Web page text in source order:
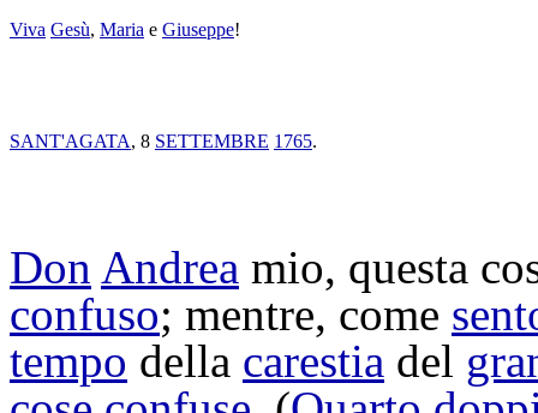
Viva Gesù, Maria e Giuseppe!
SANT'AGATA, 8 SETTEMBRE 1765.
Don Andrea mio, questa
confuso; mentre, come
tempo della carestia del